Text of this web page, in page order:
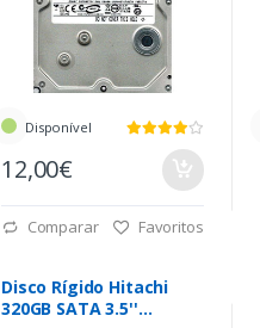
Disponível
12,00€
Comparar Favoritos
Disco Rígido Hitachi
320GB SATA 3.5''